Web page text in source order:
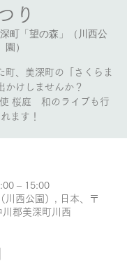
り
町「望の森」（川西公
園）
町、美深町の「さくらま
かけしませんか？
桜庭 和のライブも行
ます！
– 15:00
川西公園）, 日本、〒
郡美深町川西